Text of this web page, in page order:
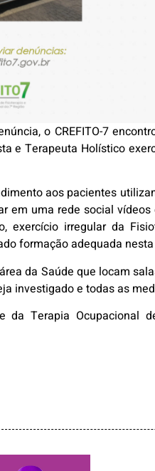
o CREFITO-7
e Terapeuta Holístico
aos pacientes
em uma rede social
exercício irregular da
formação adequada
da Saúde que locam
investigado e todas as
Terapia Ocupacional